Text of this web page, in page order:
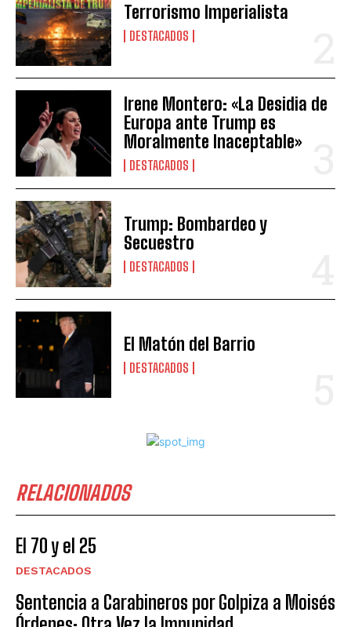
Terrorismo Imperialista
DESTACADOS
Irene Montero: «La Desidia de
Europa ante Trump es
Moralmente Inaceptable»
DESTACADOS
Trump: Bombardeo y
Secuestro
DESTACADOS
El Matón del Barrio
DESTACADOS
RELACIONADOS
El 70 y el 25
DESTACADOS
Sentencia a Carabineros por Golpiza a Moisés